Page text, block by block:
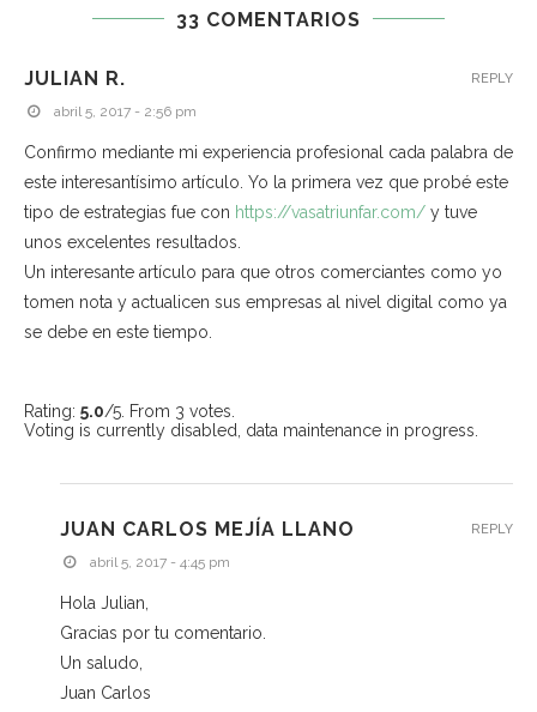
33 COMENTARIOS
JULIAN R.
abril 5, 2017 - 2:56 pm
Confirmo mediante mi experiencia profesional cada palabra de
este interesantísimo artículo. Yo la primera vez que probé este
tipo de estrategias fue con https://vasatriunfar.com/ y tuve
unos excelentes resultados.
Un interesante artículo para que otros comerciantes como yo
tomen nota y actualicen sus empresas al nivel digital como ya
se debe en este tiempo.
Rating: 5.0/5. From 3 votes.
Voting is currently disabled, data maintenance in progress.
REPLY
JUAN CARLOS MEJÍA LLANO
abril 5, 2017 - 4:45 pm
Hola Julian,
Gracias por tu comentario.
Un saludo,
Juan Carlos
REPLY